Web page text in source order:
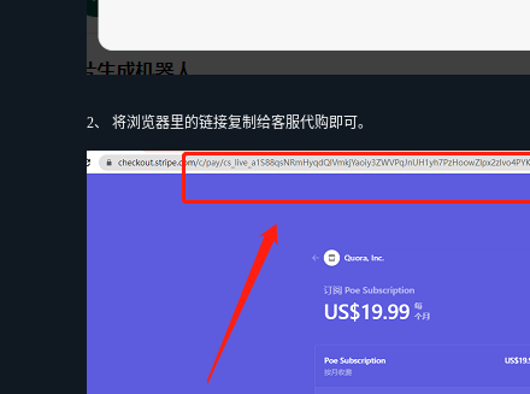
2、 将浏览器里的链接复制给客服代购即可。